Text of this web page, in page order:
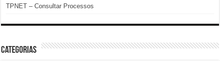
TPNET – Consultar Processos
Categorias